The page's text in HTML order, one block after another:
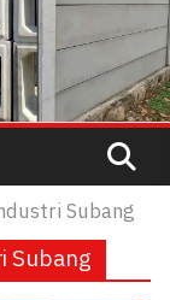
Subang
Subang